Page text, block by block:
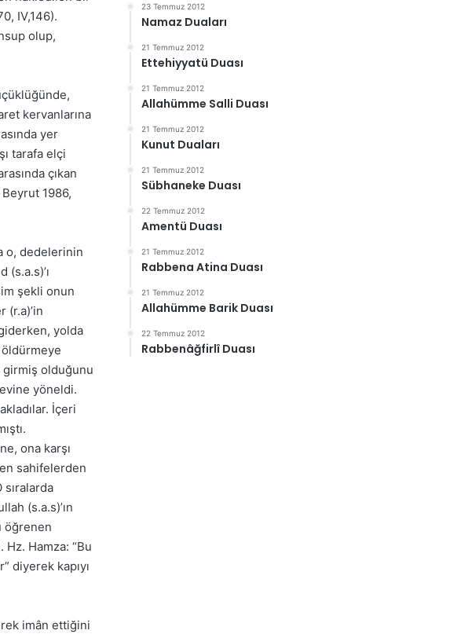
IV,146).
olup,
kervanlarına
yer
tarafa elçi
çıkan
1986,
o, dedelerinin
şekli onun
(r.a)’in
yolda
girmiş olduğunu
yöneldi.
İçeri
ona karşı
sahifelerden
(s.a.s)’ın
öğrenen
Hamza: “Bu
diyerek kapıyı
imân ettiğini
23 Temmuz 2012
Namaz Duaları
21 Temmuz 2012
Ettehiyyatü Duası
21 Temmuz 2012
Allahümme Salli Duası
21 Temmuz 2012
Kunut Duaları
21 Temmuz 2012
Sübhaneke Duası
22 Temmuz 2012
Amentü Duası
21 Temmuz 2012
Rabbena Atina Duası
21 Temmuz 2012
Allahümme Barik Duası
22 Temmuz 2012
Rabbenâğfirlî Duası